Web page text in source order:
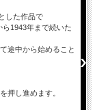
した作品で
1943年まで続いた
途中から始めること
押し進めます。